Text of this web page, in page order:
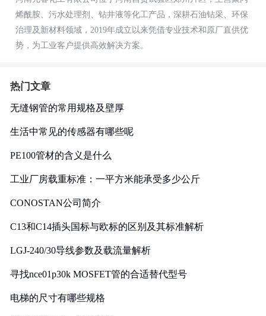
烯酰胺、污水处理剂、钻井液等化工产品，深耕石油钻采、环保
治理及新材料领域，2019年成立以来凭借专业技术和原厂直供优
势，为工业客户提供高效解决方案。
热门文章
无缝钢管的常用规格及壁厚
生活中常见的传感器有哪些呢
PE100管材的含义是什么
工业厂房载重标准：一平方米能承受多少公斤
CONOSTAN公司简介
C13和C14插头国标与欧标的区别及其标准解析
LGJ-240/30导线参数及载流量解析
寻找nce01p30k MOSFET管的合适替代型号
电梯的尺寸有哪些规格